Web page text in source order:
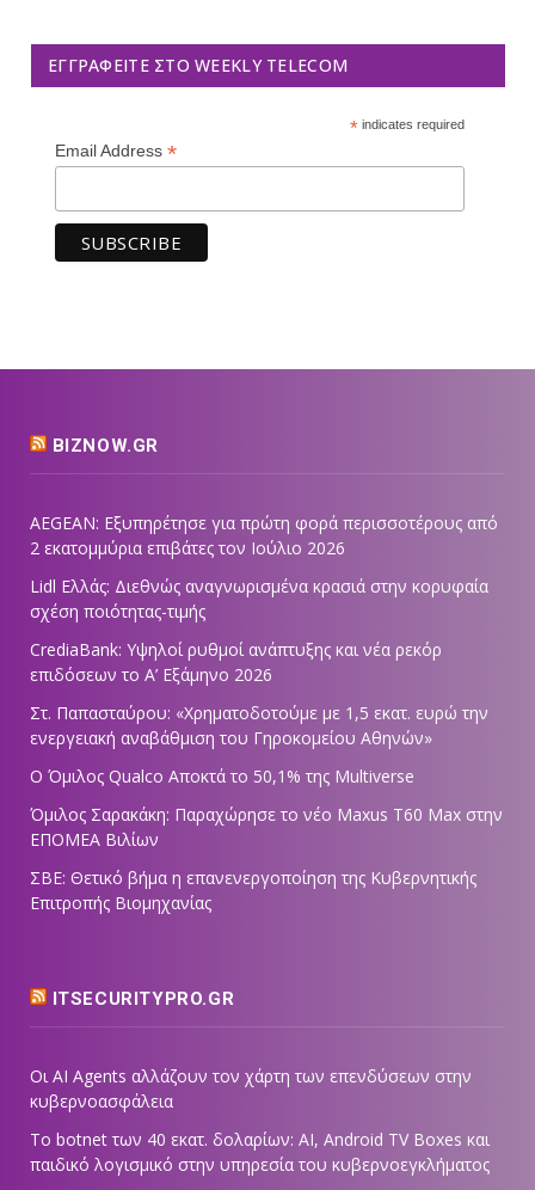
ΕΓΓΡΑΦΕΊΤΕ ΣΤΟ WEEKLY TELECOM
*indicates required
Email Address *
BIZNOW.GR
AEGEAN: Εξυπηρέτησε για πρώτη φορά περισσοτέρους από
2 εκατομμύρια επιβάτες τον Ιούλιο 2026
Lidl Ελλάς: Διεθνώς αναγνωρισμένα κρασιά στην κορυφαία
σχέση ποιότητας-τιμής
CrediaBank: Υψηλοί ρυθμοί ανάπτυξης και νέα ρεκόρ
επιδόσεων το Α’ Εξάμηνο 2026
Στ. Παπασταύρου: «Χρηματοδοτούμε με 1,5 εκατ. ευρώ την
ενεργειακή αναβάθμιση του Γηροκομείου Αθηνών»
Ο Όμιλος Qualco Αποκτά το 50,1% της Multiverse
Όμιλος Σαρακάκη: Παραχώρησε το νέο Maxus T60 Max στην
ΕΠΟΜΕΑ Βιλίων
ΣΒΕ: Θετικό βήμα η επανενεργοποίηση της Κυβερνητικής
Επιτροπής Βιομηχανίας
ITSECURITYPRO.GR
Οι AI Agents αλλάζουν τον χάρτη των επενδύσεων στην
κυβερνοασφάλεια
Το botnet των 40 εκατ. δολαρίων: AI, Android TV Boxes και
παιδικό λογισμικό στην υπηρεσία του κυβερνοεγκλήματος